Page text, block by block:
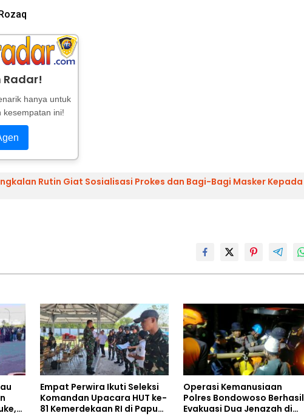
Radar!
hanya untuk
kesempatan ini!
Rutin Giat Sosialisasi Prokes dan Bagi-Bagi Masker Kepada
Empat Perwira Ikuti Seleksi
Komandan Upacara HUT ke-
81 Kemerdekaan RI di Papua
Operasi Kemanusiaan
Polres Bondowoso Berhasil
Evakuasi Dua Jenazah di